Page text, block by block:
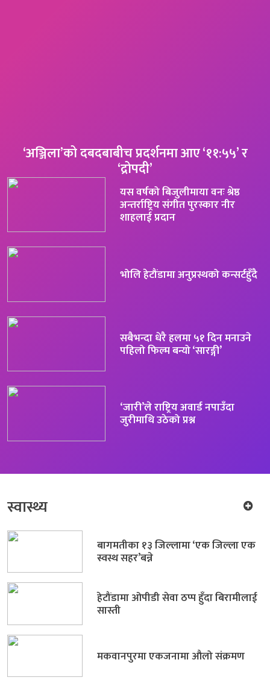
‘अञ्जिला’को दबदबाबीच प्रदर्शनमा आए ‘११:५५’ र
‘द्रोपदी’
यस वर्षको बिजुलीमाया वनः श्रेष्ठ
अन्तर्राष्ट्रिय संगीत पुरस्कार नीर
शाहलाई प्रदान
भोलि हेटौंडामा अनुप्रस्थको कन्सर्टहुँदै
सबैभन्दा धेरै हलमा ५१ दिन मनाउने
पहिलो फिल्म बन्यो ‘सारङ्गी’
‘जारी’ले राष्ट्रिय अवार्ड नपाउँदा
जुरीमाथि उठेको प्रश्न
स्वास्थ्य
बागमतीका १३ जिल्लामा ‘एक जिल्ला एक
स्वस्थ सहर’बन्ने
हेटौंडामा ओपीडी सेवा ठप्प हुँदा बिरामीलाई
सास्ती
मकवानपुरमा एकजनामा औलो संक्रमण